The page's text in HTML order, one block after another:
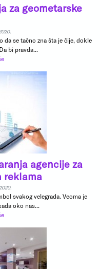
za geometarske
se tačno zna šta je čije, dokle
bi pravda...
agencije za
reklama
svakog velegrada. Veoma je
oko nas...